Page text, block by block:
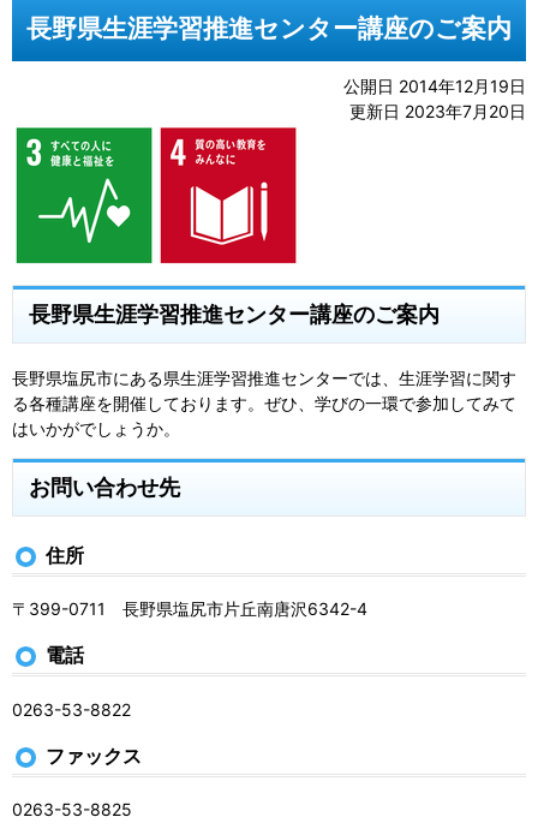
長野県生涯学習推進センター講座のご案内
公開日 2014年12月19日
更新日 2023年7月20日
長野県生涯学習推進センター講座のご案内
長野県塩尻市にある県生涯学習推進センターでは、生涯学習に関す
る各種講座を開催しております。ぜひ、学びの一環で参加してみて
はいかがでしょうか。
お問い合わせ先
住所
〒399-0711 長野県塩尻市片丘南唐沢6342-4
電話
0263-53-8822
ファックス
0263-53-8825